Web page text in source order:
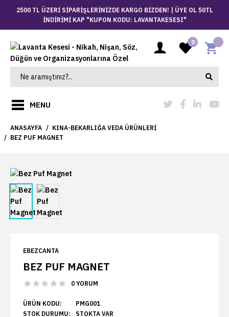
2500 TL ÜZERİ SİPARİŞLERİNİZDE KARGO BİZDEN! | ÜYE OL 50TL
İNDİRİMİ KAP "KUPON KODU: LAVANTAKESESI"
0
MENU
ANASAYFA
KINA-BEKARLIĞA VEDA ÜRÜNLERI
BEZ PUF MAGNET
EBEZCANTA
BEZ PUF MAGNET
0 YORUM
ÜRÜN KODU:
STOK DURUMU:
PMG001
STOKTA VAR